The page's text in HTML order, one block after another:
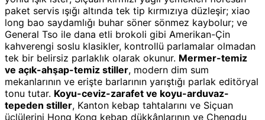
paket servis ışığı altında tek tip kırmızıya düzleşir; xiao
long bao saydamlığı buhar söner sönmez kaybolur; ve
General Tso ile dana etli brokoli gibi Amerikan-Çin
kahverengi soslu klasikler, kontrollü parlamalar olmadan
tek bir belirsiz parlaklık olarak okunur. Mermer-temiz
ve açık-ahşap-temiz stiller, modern dim sum
mekanlarının ve erişte barlarının yarıştığı parlak editöryal
tonu tutar. Koyu-ceviz-zarafet ve koyu-arduvaz-
tepeden stiller, Kanton kebap tahtalarını ve Siçuan
üçlülerini Hong Kong kebap dükkânlarının ve Chengdu